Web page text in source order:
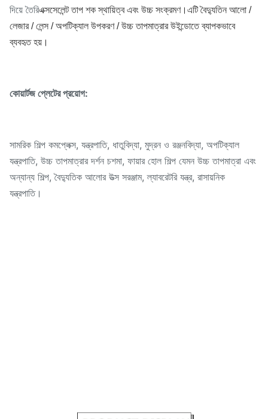
দিয়ে তৈরিএক্সসেলেন্ট তাপ শক স্থায়িত্ব এবং উচ্চ সংক্রমণ।এটি বৈদ্যুতিন আলো /
লেজার / লেন্স / অপটিক্যাল উপকরণ / উচ্চ তাপমাত্রার উইন্ডোতে ব্যাপকভাবে
ব্যবহৃত হয়।
কোয়ার্টজ প্লেটের প্রয়োগ:
সামরিক শিল্প কমপ্লেক্স, যন্ত্রপাতি, ধাতুবিদ্যা, মুদ্রন ও রঞ্জনবিদ্যা, অপটিক্যাল
যন্ত্রপাতি, উচ্চ তাপমাত্রার দর্শন চশমা, ফায়ার হোল শিল্প যেমন উচ্চ তাপমাত্রা এবং
অন্যান্য শিল্প, বৈদ্যুতিক আলোর উত্স সরঞ্জাম, ল্যাবরেটরি যন্ত্র, রাসায়নিক
যন্ত্রপাতি।